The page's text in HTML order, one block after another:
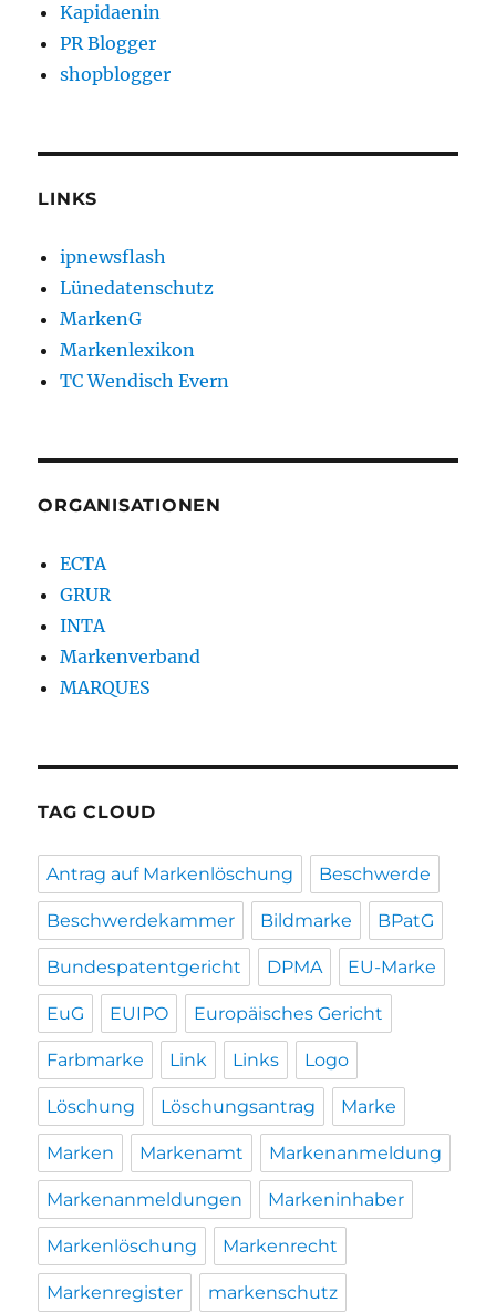
Kapidaenin
PR Blogger
shopblogger
LINKS
ipnewsflash
Lünedatenschutz
MarkenG
Markenlexikon
TC Wendisch Evern
ORGANISATIONEN
ECTA
GRUR
INTA
Markenverband
MARQUES
TAG CLOUD
Antrag auf Markenlöschung Beschwerde
Beschwerdekammer Bildmarke BPatG
Bundespatentgericht DPMA EU-Marke
EuG EUIPO Europäisches Gericht
Farbmarke Link Links Logo
Löschung Löschungsantrag Marke
Marken Markenamt Markenanmeldung
Markenanmeldungen Markeninhaber
Markenlöschung Markenrecht
Markenregister markenschutz